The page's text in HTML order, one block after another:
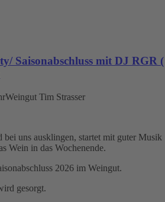
Saisonabschluss mit DJ RGR (
Weingut Tim Strasser
bei uns ausklingen, startet mit guter Musik
Wein in das Wochenende.
2026 im Weingut.
gesorgt.